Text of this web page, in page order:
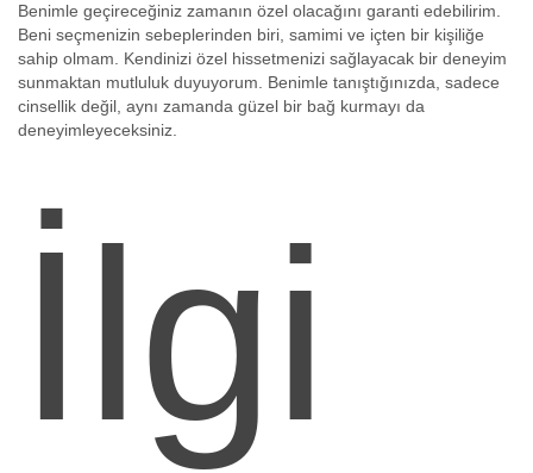
Benimle geçireceğiniz zamanın özel olacağını garanti edebilirim.
Beni seçmenizin sebeplerinden biri, samimi ve içten bir kişiliğe
sahip olmam. Kendinizi özel hissetmenizi sağlayacak bir deneyim
sunmaktan mutluluk duyuyorum. Benimle tanıştığınızda, sadece
cinsellik değil, aynı zamanda güzel bir bağ kurmayı da
deneyimleyeceksiniz.
İlgi